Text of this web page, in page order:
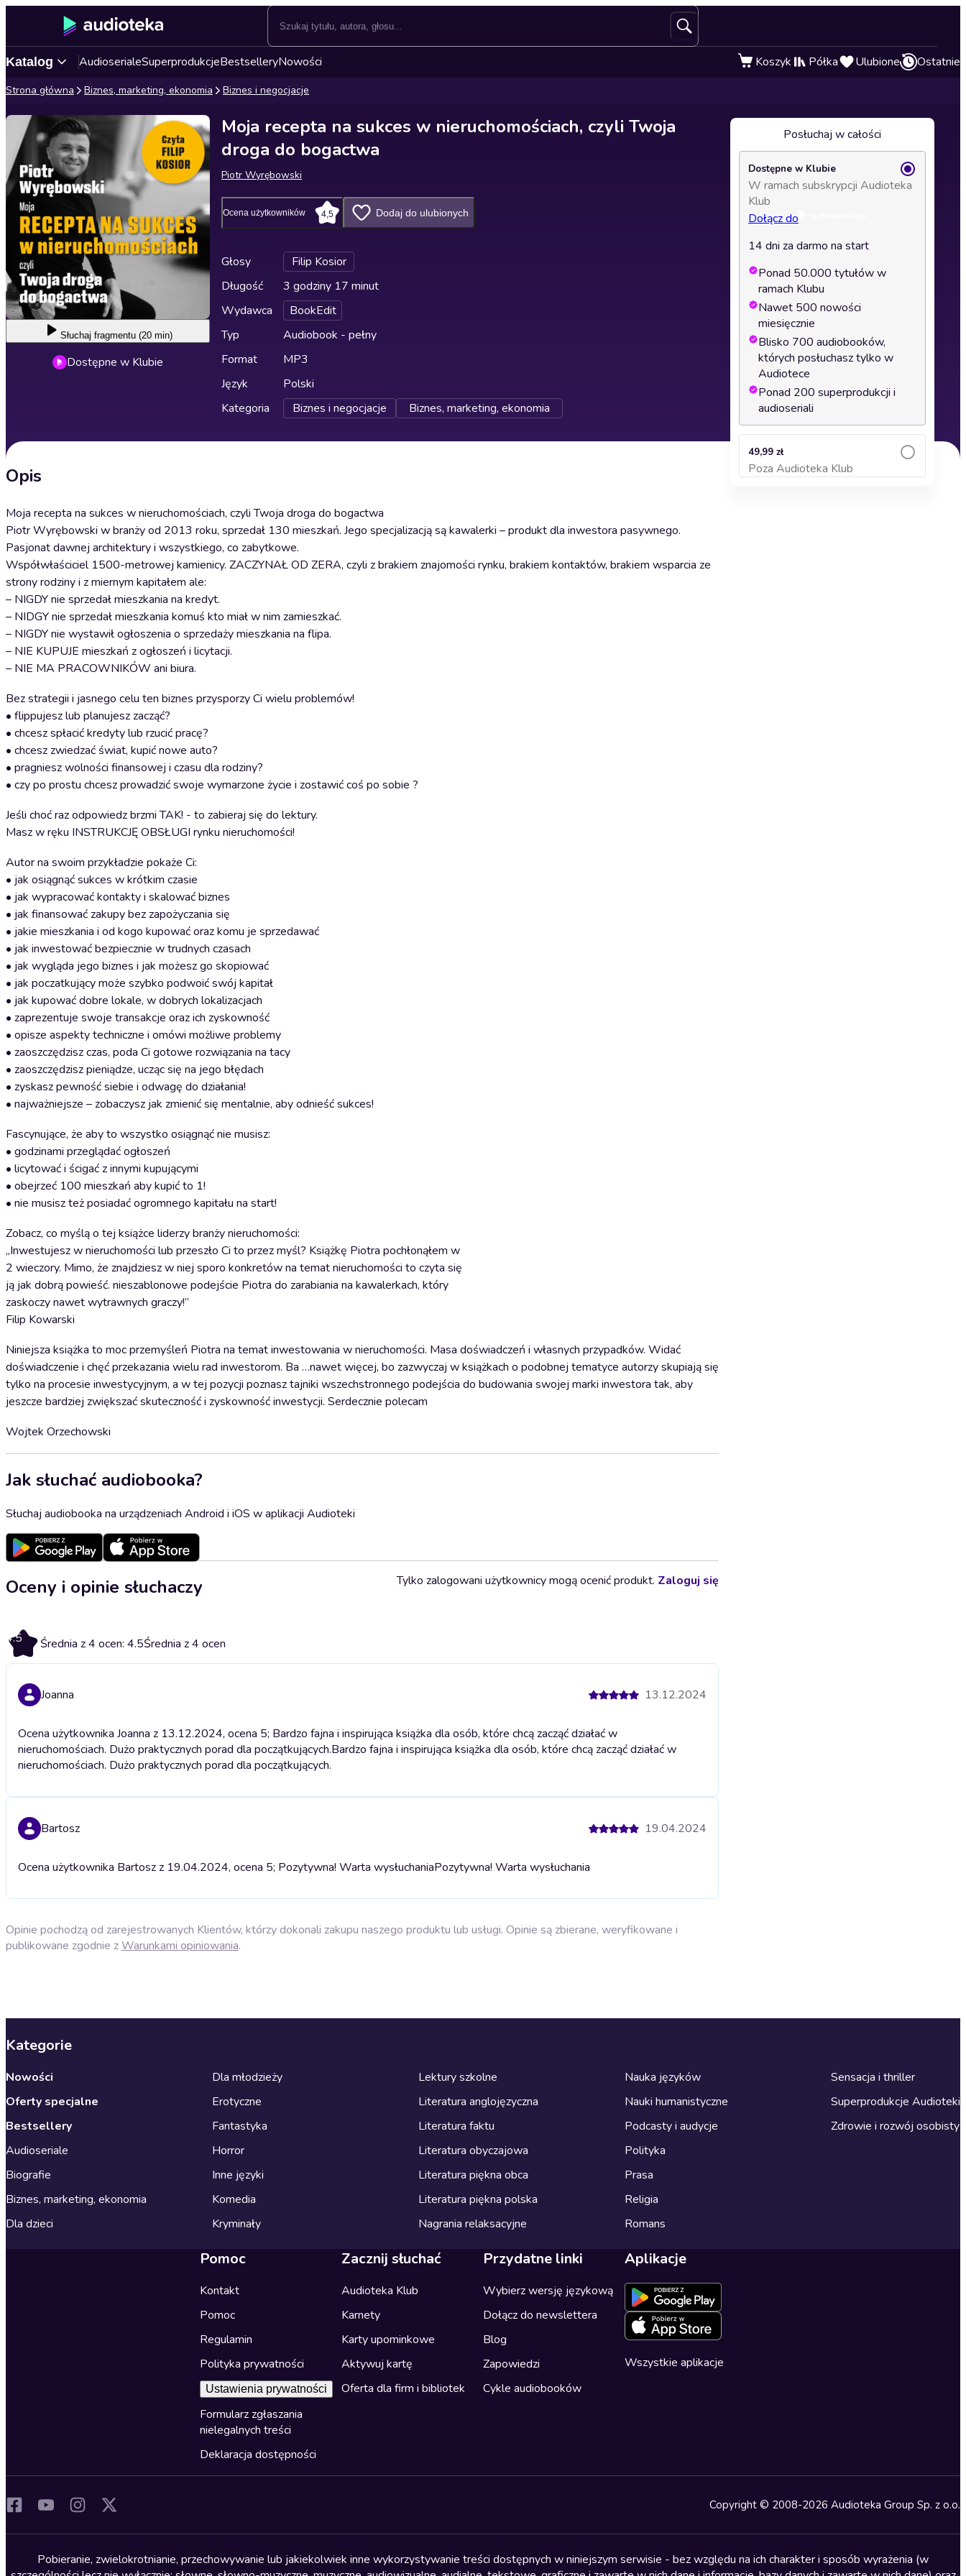
Katalog AudioserialeSuperprodukcjeBestselleryNowości Koszyk Półka Ulubione Ostatnie
Strona główna Biznes, marketing, ekonomia Biznes i negocjacje
Słuchaj fragmentu (20 min)
Dostępne w Klubie
Moja recepta na sukces w nieruchomościach, czyli Twoja
droga do bogactwa
Piotr Wyrębowski
Ocena użytkowników 4,5 Dodaj do ulubionych
Głosy
Filip Kosior
Długość
3 godziny 17 minut
Wydawca
BookEdit
Typ
Audiobook - pełny
Format
MP3
Język
Polski
Kategoria
Biznes i negocjacje Biznes, marketing, ekonomia
Opis
Moja recepta na sukces w nieruchomościach, czyli Twoja droga do bogactwa
Piotr Wyrębowski w branży od 2013 roku, sprzedał 130 mieszkań. Jego specjalizacją są kawalerki – produkt dla inwestora pasywnego.
Pasjonat dawnej architektury i wszystkiego, co zabytkowe.
Współwłaściciel 1500-metrowej kamienicy. ZACZYNAŁ OD ZERA, czyli z brakiem znajomości rynku, brakiem kontaktów, brakiem wsparcia ze
strony rodziny i z miernym kapitałem ale:
– NIGDY nie sprzedał mieszkania na kredyt.
– NIDGY nie sprzedał mieszkania komuś kto miał w nim zamieszkać.
– NIGDY nie wystawił ogłoszenia o sprzedaży mieszkania na flipa.
– NIE KUPUJE mieszkań z ogłoszeń i licytacji.
– NIE MA PRACOWNIKÓW ani biura.
Bez strategii i jasnego celu ten biznes przysporzy Ci wielu problemów!
• flippujesz lub planujesz zacząć?
• chcesz spłacić kredyty lub rzucić pracę?
• chcesz zwiedzać świat, kupić nowe auto?
• pragniesz wolności finansowej i czasu dla rodziny?
• czy po prostu chcesz prowadzić swoje wymarzone życie i zostawić coś po sobie ?
Jeśli choć raz odpowiedz brzmi TAK! - to zabieraj się do lektury.
Masz w ręku INSTRUKCJĘ OBSŁUGI rynku nieruchomości!
Autor na swoim przykładzie pokaże Ci:
• jak osiągnąć sukces w krótkim czasie
• jak wypracować kontakty i skalować biznes
• jak finansować zakupy bez zapożyczania się
• jakie mieszkania i od kogo kupować oraz komu je sprzedawać
• jak inwestować bezpiecznie w trudnych czasach
• jak wygląda jego biznes i jak możesz go skopiować
• jak poczatkujący może szybko podwoić swój kapitał
• jak kupować dobre lokale, w dobrych lokalizacjach
• zaprezentuje swoje transakcje oraz ich zyskowność
• opisze aspekty techniczne i omówi możliwe problemy
• zaoszczędzisz czas, poda Ci gotowe rozwiązania na tacy
• zaoszczędzisz pieniądze, ucząc się na jego błędach
• zyskasz pewność siebie i odwagę do działania!
• najważniejsze – zobaczysz jak zmienić się mentalnie, aby odnieść sukces!
Fascynujące, że aby to wszystko osiągnąć nie musisz:
• godzinami przeglądać ogłoszeń
• licytować i ścigać z innymi kupującymi
• obejrzeć 100 mieszkań aby kupić to 1!
• nie musisz też posiadać ogromnego kapitału na start!
Zobacz, co myślą o tej książce liderzy branży nieruchomości:
„Inwestujesz w nieruchomości lub przeszło Ci to przez myśl? Książkę Piotra pochłonąłem w
2 wieczory. Mimo, że znajdziesz w niej sporo konkretów na temat nieruchomości to czyta się
ją jak dobrą powieść. nieszablonowe podejście Piotra do zarabiania na kawalerkach, który
zaskoczy nawet wytrawnych graczy!”
Filip Kowarski
Niniejsza książka to moc przemyśleń Piotra na temat inwestowania w nieruchomości. Masa doświadczeń i własnych przypadków. Widać
doświadczenie i chęć przekazania wielu rad inwestorom. Ba …nawet więcej, bo zazwyczaj w książkach o podobnej tematyce autorzy skupiają się
tylko na procesie inwestycyjnym, a w tej pozycji poznasz tajniki wszechstronnego podejścia do budowania swojej marki inwestora tak, aby
jeszcze bardziej zwiększać skuteczność i zyskowność inwestycji. Serdecznie polecam
Wojtek Orzechowski
Jak słuchać audiobooka?
Słuchaj audiobooka na urządzeniach Android i iOS w aplikacji Audioteki
Oceny i opinie słuchaczy
4.5 Średnia z 4 ocen: 4.5Średnia z 4 ocen
Tylko zalogowani użytkownicy mogą ocenić produkt. Zaloguj się
Joanna 13.12.2024
Ocena użytkownika Joanna z 13.12.2024, ocena 5; Bardzo fajna i inspirująca książka dla osób, które chcą zacząć działać w
nieruchomościach. Dużo praktycznych porad dla początkujących.Bardzo fajna i inspirująca książka dla osób, które chcą zacząć działać w
nieruchomościach. Dużo praktycznych porad dla początkujących.
Bartosz 19.04.2024
Ocena użytkownika Bartosz z 19.04.2024, ocena 5; Pozytywna! Warta wysłuchaniaPozytywna! Warta wysłuchania
Opinie pochodzą od zarejestrowanych Klientów, którzy dokonali zakupu naszego produktu lub usługi. Opinie są zbierane, weryfikowane i
publikowane zgodnie zWarunkami opiniowania.
Posłuchaj w całości
Dostępne w Klubie
W ramach subskrypcji Audioteka
Klub
Dołącz do
14 dni za darmo na start
Ponad 50.000 tytułów w
ramach Klubu
Nawet 500 nowości
miesięcznie
Blisko 700 audiobooków,
których posłuchasz tylko w
Audiotece
Ponad 200 superprodukcji i
audioseriali
49,99 zł
Poza Audioteka Klub
Dodaj do koszyka
Kategorie
Nowości
Oferty specjalne
Bestsellery
Audioseriale
Biografie
Biznes, marketing, ekonomia
Dla dzieci
Dla młodzieży
Erotyczne
Fantastyka
Horror
Inne języki
Komedia
Kryminały
Lektury szkolne
Literatura anglojęzyczna
Literatura faktu
Literatura obyczajowa
Literatura piękna obca
Literatura piękna polska
Nagrania relaksacyjne
Nauka języków
Nauki humanistyczne
Podcasty i audycje
Polityka
Prasa
Religia
Romans
Sensacja i thriller
Superprodukcje Audioteki
Zdrowie i rozwój osobisty
Pomoc
Kontakt
Pomoc
Regulamin
Polityka prywatności
Ustawienia prywatności
Formularz zgłaszania
nielegalnych treści
Deklaracja dostępności
Zacznij słuchać
Audioteka Klub
Karnety
Karty upominkowe
Aktywuj kartę
Oferta dla firm i bibliotek
Przydatne linki
Wybierz wersję językową
Dołącz do newslettera
Blog
Zapowiedzi
Cykle audiobooków
Aplikacje
Wszystkie aplikacje
Copyright © 2008-2026 Audioteka Group Sp. z o.o.
Pobieranie, zwielokrotnianie, przechowywanie lub jakiekolwiek inne wykorzystywanie treści dostępnych w niniejszym serwisie - bez względu na ich charakter i sposób wyrażenia (w